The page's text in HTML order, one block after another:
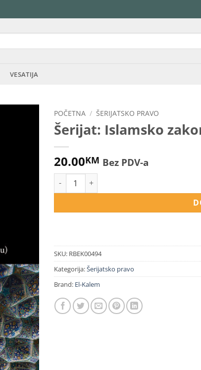
VESATIJA
POČETNA / ŠERIJATSKO PRAVO
Šerijat: Islamsko
20.00KM Bez PDV-a
Šerijat: Islamsko zakonodavstvo količina
SKU: RBEK00494
Kategorija:Šerijatsko pravo
Brand: El-Kalem